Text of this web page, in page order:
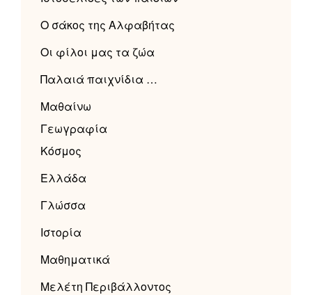
Ο σάκος της Αλφαβήτας
Οι φίλοι μας τα ζώα
Παλαιά παιχνίδια …
Μαθαίνω
Γεωγραφία
Κόσμος
Ελλάδα
Γλώσσα
Ιστορία
Μαθηματικά
Μελέτη Περιβάλλοντος